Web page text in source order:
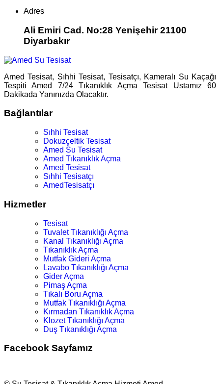
Adres
Ali Emiri Cad. No:28 Yenişehir 21100
Diyarbakır
Amed Tesisat, Sıhhi Tesisat, Tesisatçı, Kameralı Su Kaçağı
Tespiti Amed 7/24 Tıkanıklık Açma Tesisat Ustamız 60
Dakikada Yanınızda Olacaktır.
Bağlantılar
Sıhhi Tesisat
Dokuzçeltik Tesisat
Amed Su Tesisat
Amed Tıkanıklık Açma
Amed Tesisat
Sıhhi Tesisatçı
AmedTesisatçı
Hizmetler
Tesisat
Tuvalet Tıkanıklığı Açma
Kanal Tıkanıklığı Açma
Tıkanıklık Açma
Mutfak Gideri Açma
Lavabo Tıkanıklığı Açma
Gider Açma
Pimaş Açma
Tıkalı Boru Açma
Mutfak Tıkanıklığı Açma
Kırmadan Tıkanıklık Açma
Klozet Tıkanıklığı Açma
Duş Tıkanıklığı Açma
Facebook Sayfamız